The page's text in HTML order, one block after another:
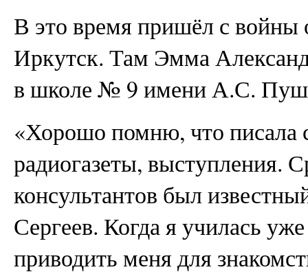
В это время пришёл с войны
Иркутск. Там Эмма
в школе № 9 имени А.С.
«Хорошо помню, что писала
радиогазеты, выступления.
консультантов был
Сергеев. Когда я училась
приводить меня для